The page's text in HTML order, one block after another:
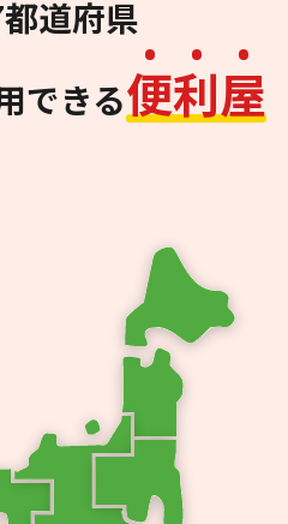
道府県
できる便利屋